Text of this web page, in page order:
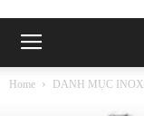
Home DANH MỤC INOX